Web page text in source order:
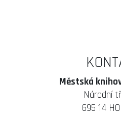
Městská
Národní
695 14